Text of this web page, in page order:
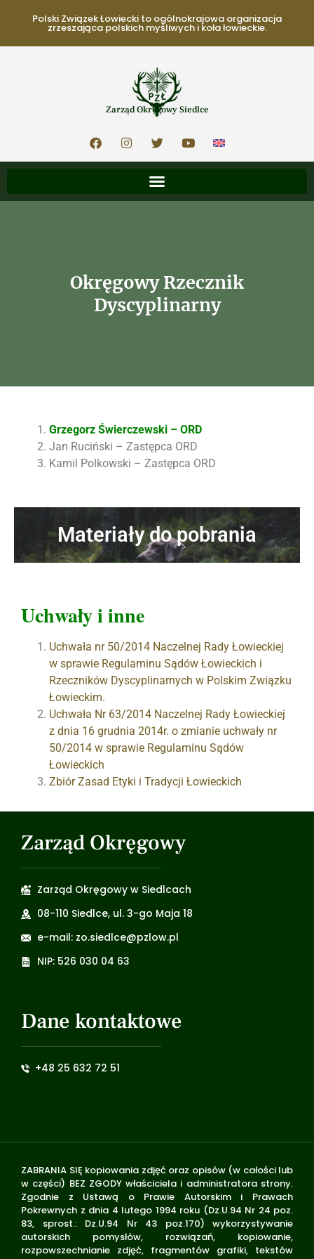
Polski Związek Łowiecki to ogólnokrajowa organizacja
zrzeszająca polskich myśliwych i koła łowieckie.
Zarząd Okręgowy Siedlce
Okręgowy Rzecznik
Dyscyplinarny
Grzegorz Świerczewski – ORD
Jan Ruciński – Zastępca ORD
Kamil Polkowski – Zastępca ORD
Materiały do pobrania
Uchwały i inne
Uchwała nr 50/2014 Naczelnej Rady Łowieckiej
w sprawie Regulaminu Sądów Łowieckich i
Rzeczników Dyscyplinarnych w Polskim Związku
Łowieckim.
Uchwała Nr 63/2014 Naczelnej Rady Łowieckiej
z dnia 16 grudnia 2014r. o zmianie uchwały nr
50/2014 w sprawie Regulaminu Sądów
Łowieckich
Zbiór Zasad Etyki i Tradycji Łowieckich
Zarząd Okręgowy
Zarząd Okręgowy w Siedlcach
08-110 Siedlce, ul. 3-go Maja 18
e-mail: zo.siedlce@pzlow.pl
NIP: 526 030 04 63
Dane kontaktowe
+48 25 632 72 51
ZABRANIA SIĘ kopiowania zdjęć oraz opisów (w całości lub
w części) BEZ ZGODY właściciela i administratora strony.
Zgodnie z Ustawą o Prawie Autorskim i Prawach
Pokrewnych z dnia 4 lutego 1994 roku (Dz.U.94 Nr 24 poz.
83, sprost.: Dz.U.94 Nr 43 poz.170) wykorzystywanie
autorskich pomysłów, rozwiązań, kopiowanie,
rozpowszechnianie zdjęć, fragmentów grafiki, tekstów